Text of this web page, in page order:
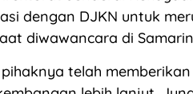
dengan DJKN untuk
diwawancara di
telah